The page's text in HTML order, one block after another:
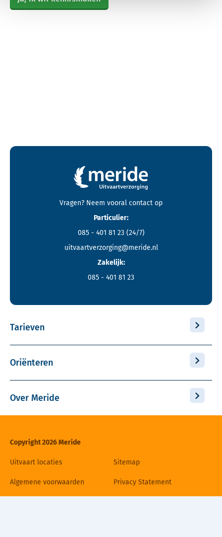
Contactgegevens en footer menu van Meride
Vragen? Neem vooral contact op
Particulier:
085 - 401 81 23 (24/7)
uitvaartverzorging@meride.nl
Zakelijk:
085 - 401 81 23
Tarieven
Oriënteren
Over Meride
Copyright 2026 Meride
Uitvaart locaties Sitemap
Algemene voorwaarden Privacy Statement